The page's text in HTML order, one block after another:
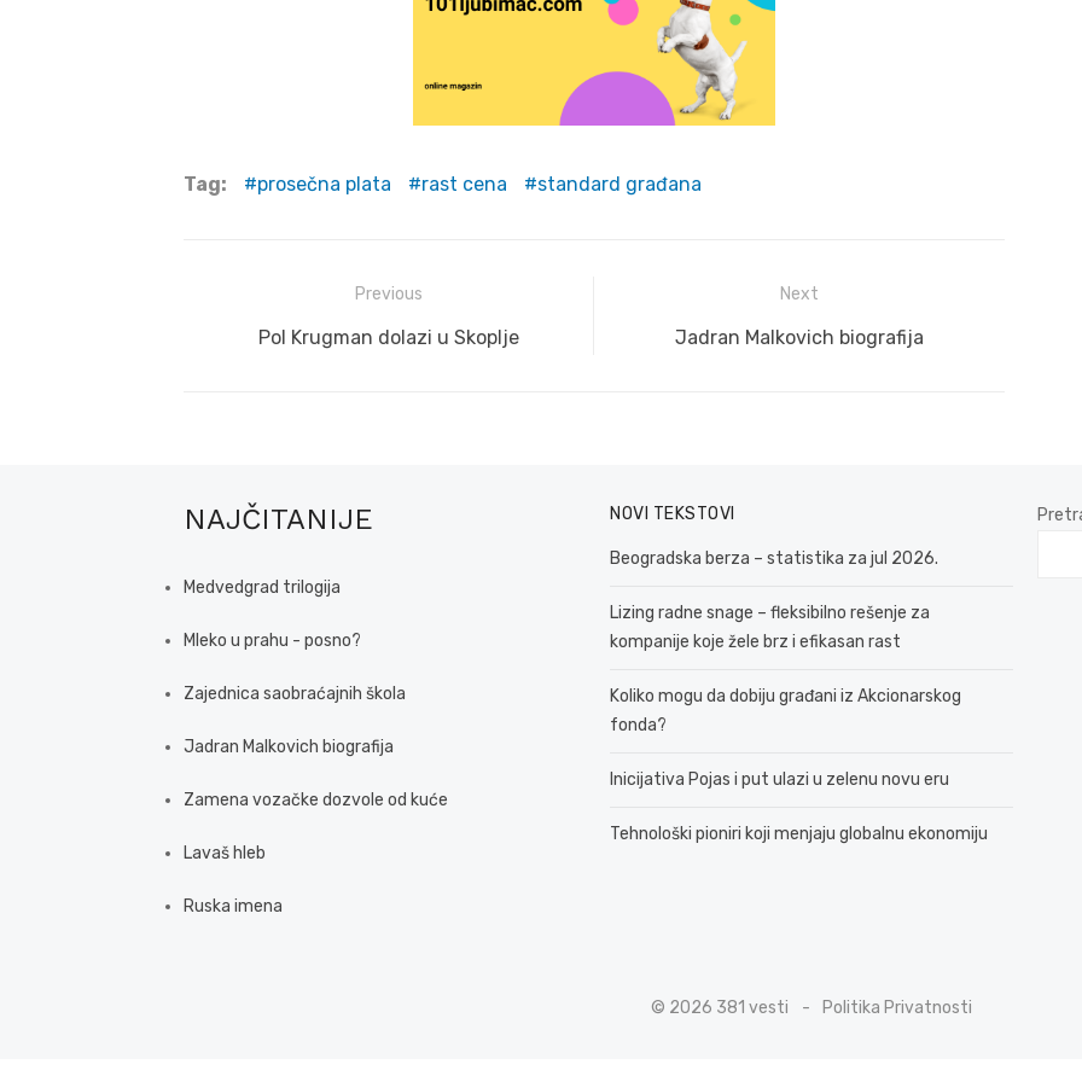
Tag: prosečna plata rast cena standard građana
navigation
Previous
Previous
Pol Krugman dolazi u Skoplje
Next
Next
Jadran Malkovich biografija
NAJČITANIJE
Medvedgrad trilogija
Mleko u prahu - posno?
Zajednica saobraćajnih škola
Jadran Malkovich biografija
Zamena vozačke dozvole od kuće
Lavaš hleb
Ruska imena
NOVI TEKSTOVI
Beogradska berza – statistika za jul 2026.
Lizing radne snage – fleksibilno rešenje za
kompanije koje žele brz i efikasan rast
Koliko mogu da dobiju građani iz Akcionarskog
fonda?
Inicijativa Pojas i put ulazi u zelenu novu eru
Tehnološki pioniri koji menjaju globalnu ekonomiju
© 2026 381 vesti Politika Privatnosti